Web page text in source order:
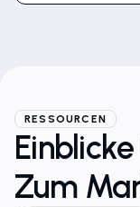
RESSOURCEN
Zum